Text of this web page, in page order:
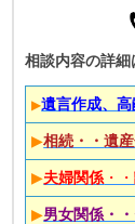
相談内容の詳細
▶遺言作成、
▶相続・・遺
▶夫婦関係 ・・
▶男女関係・